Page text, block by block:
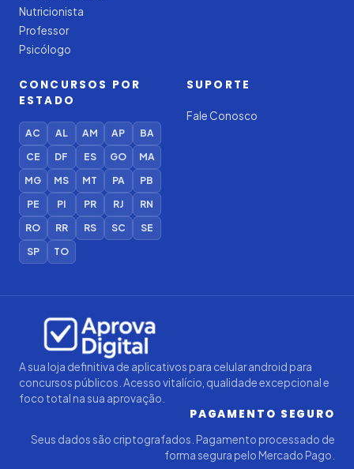
Nutricionista
Professor
Psicólogo
CONCURSOS POR
ESTADO
AC AL AM AP
BA
CE
DF ES GO
MA
MG
MS MT PA
PB
PE
PI PR RJ
RN
RO
RR RS SC
SE
SP
TO
SUPORTE
Fale Conosco
A sua loja definitiva de aplicativos para celular android para
concursos públicos. Acesso vitalício, qualidade excepcional e
foco total na sua aprovação.
PAGAMENTO SEGURO
Seus dados são criptografados. Pagamento processado de
forma segura pelo Mercado Pago.